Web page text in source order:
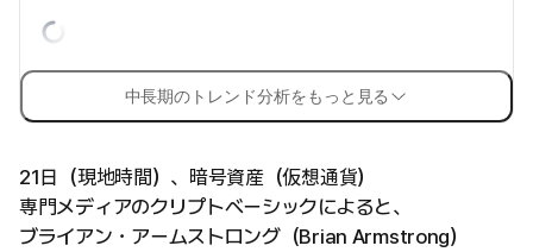
中長期のトレンド分析をもっと見る
21日（現地時間）、暗号資産（仮想通貨）
専門メディアのクリプトベーシックによると、
ブライアン・アームストロング（Brian Armstrong）